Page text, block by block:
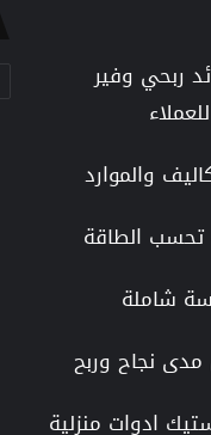
ربحي وفير
والموارد
الطاقة
شاملة
نجاح وربح
ادوات منزلية